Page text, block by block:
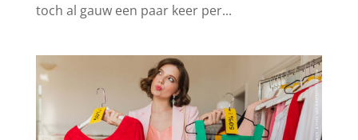
toch al gauw een paar keer per...